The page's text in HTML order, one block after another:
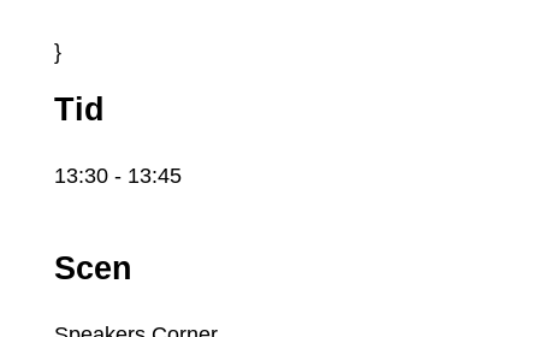
}
Tid
13:30- 13:45
Scen